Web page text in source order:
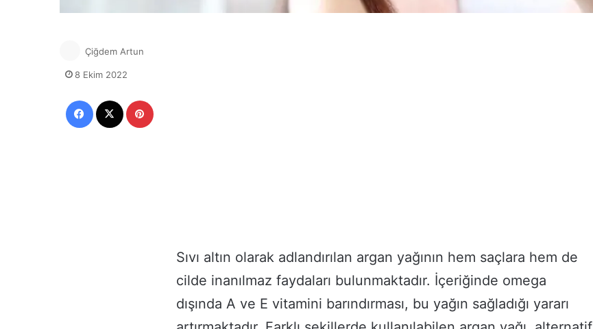
Sıvı altın olarak adlandırılan argan yağının hem saçlara hem de
cilde inanılmaz faydaları bulunmaktadır. İçeriğinde omega
dışında A ve E vitamini barındırması, bu yağın sağladığı yararı
Çiğdem Artun
8 Ekim 2022